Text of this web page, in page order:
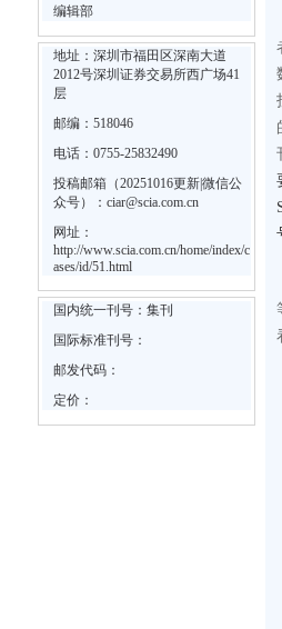
编辑部
地址：深圳市福田区深南大道
2012号深圳证券交易所西广场41
层
邮编：518046
电话：0755-25832490
投稿邮箱（20251016更新|微信公
众号）：ciar@scia.com.cn
网址：
http://www.scia.com.cn/home/index/c
ases/id/51.html
国内统一刊号：集刊
国际标准刊号：
邮发代码：
定价：